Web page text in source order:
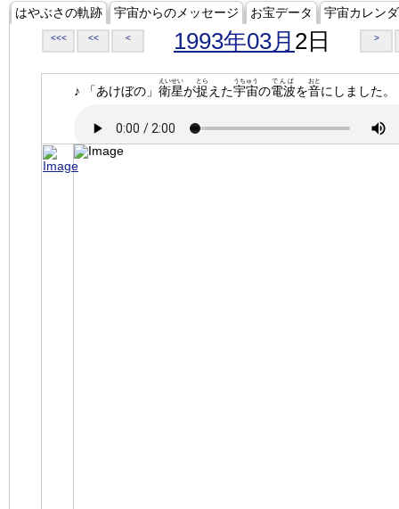
はやぶさの軌跡 宇宙からのメッセージ お宝データ 宇宙カレン
<<< << < 1993年03月 2日 >
♪ 「あけぼの」 衛星
えいせい
が捉
とら
えた宇宙
うちゅう
の電波
でんぱ
を音
おと
にしました。